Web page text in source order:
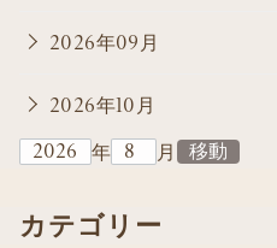
2026年09月
2026年10月
年
月
カテゴリー